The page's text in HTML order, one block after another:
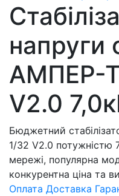
напруги
АМПЕР-
V2.0
Бюджетний
1/32 V2.0 потужністю
мережі, популярна
конкурентна ціна та
Оплата Доставка